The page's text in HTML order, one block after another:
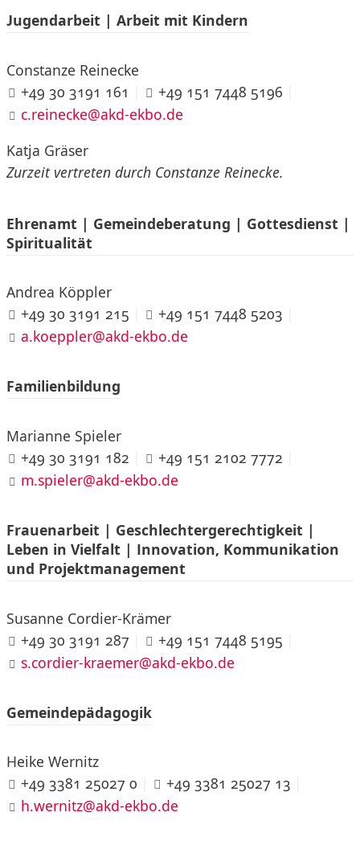
Jugendarbeit | Arbeit mit Kindern
Constanze Reinecke
+49 30 3191 161
+49 151 7448 5196
c.reinecke@akd-ekbo.de
Katja Gräser
Zurzeit vertreten durch Constanze Reinecke.
Ehrenamt | Gemeindeberatung | Gottesdienst |
Spiritualität
Andrea Köppler
+49 30 3191 215
+49 151 7448 5203
a.koeppler@akd-ekbo.de
Familienbildung
Marianne Spieler
+49 30 3191 182
+49 151 2102 7772
m.spieler@akd-ekbo.de
Frauenarbeit | Geschlechtergerechtigkeit |
Leben in Vielfalt | Innovation, Kommunikation
und Projektmanagement
Susanne Cordier-Krämer
+49 30 3191 287
+49 151 7448 5195
s.cordier-kraemer@akd-ekbo.de
Gemeindepädagogik
Heike Wernitz
+49 3381 25027 0
+49 3381 25027 13
h.wernitz@akd-ekbo.de